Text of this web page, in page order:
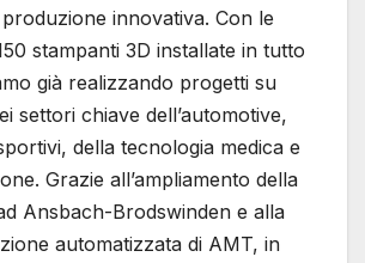
innovativa. Con le
stampanti 3D installate in tutto
già realizzando progetti su
settori chiave dell’automotive,
della tecnologia medica e
Grazie all’ampliamento della
Ansbach-Brodswinden e alla
automatizzata di AMT, in